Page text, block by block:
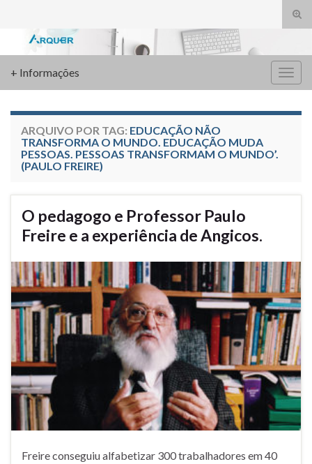
Search for:
+ Informações
ARQUIVO POR TAG: EDUCAÇÃO NÃO
TRANSFORMA O MUNDO. EDUCAÇÃO MUDA
PESSOAS. PESSOAS TRANSFORMAM O MUNDO’.
(PAULO FREIRE)
O pedagogo e Professor Paulo
Freire e a experiência de Angicos.
Freire conseguiu alfabetizar 300 trabalhadores em 40